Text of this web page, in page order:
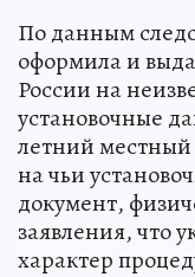
По данным
оформила и
России на
установочные
летний
на чьи
документ,
заявления, что
характер